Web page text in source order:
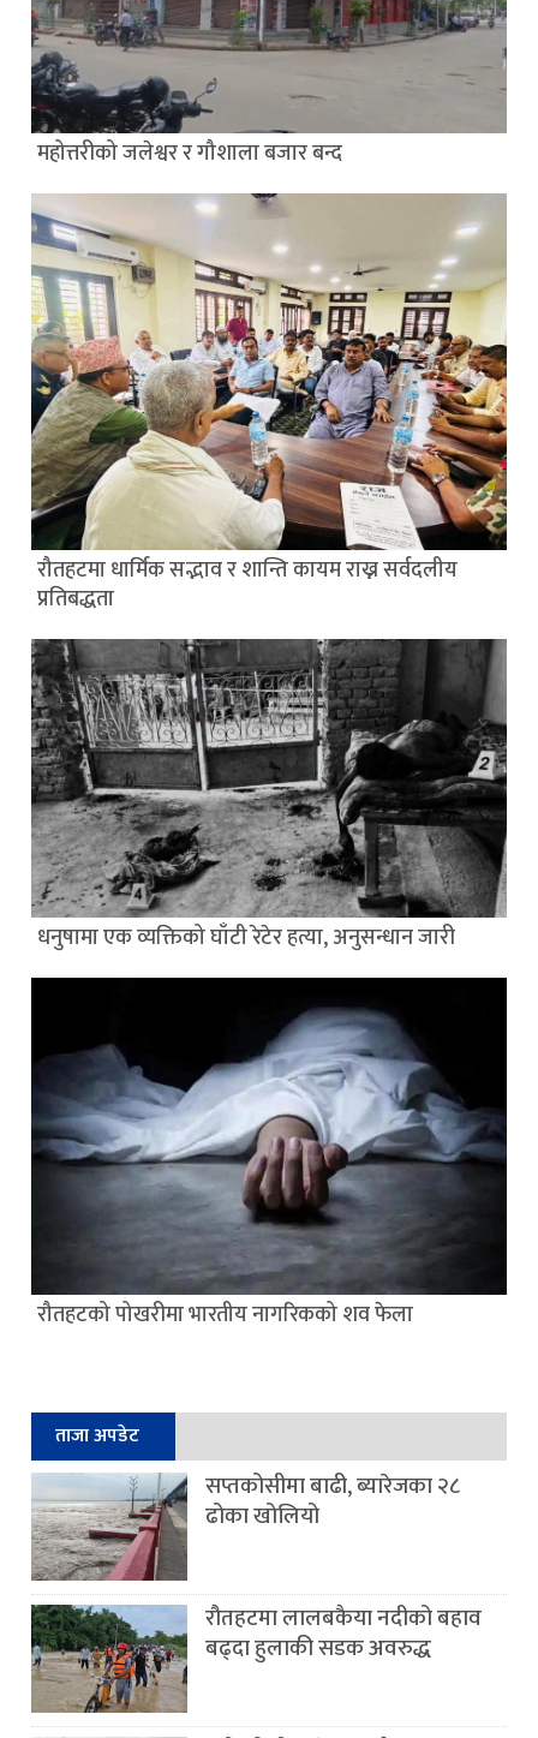
महोत्तरीको जलेश्वर र गौशाला बजार बन्द
रौतहटमा धार्मिक सद्भाव र शान्ति कायम राख्न सर्वदलीय
प्रतिबद्धता
धनुषामा एक व्यक्तिको घाँटी रेटेर हत्या, अनुसन्धान जारी
रौतहटको पोखरीमा भारतीय नागरिकको शव फेला
ताजा अपडेट
सप्तकोसीमा बाढी, ब्यारेजका २८
ढोका खोलियो
रौतहटमा लालबकैया नदीको बहाव
बढ्दा हुलाकी सडक अवरुद्ध